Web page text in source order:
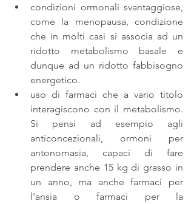
condizioni ormonali svantaggiose,
come la menopausa, condizione
che in molti casi si associa ad un
ridotto metabolismo basale e
dunque ad un ridotto fabbisogno
energetico.
uso di farmaci che a vario titolo
interagiscono con il metabolismo.
Si pensi ad esempio agli
anticoncezionali, ormoni per
antonomasia, capaci di fare
prendere anche 15 kg di grasso in
un anno, ma anche farmaci per
l'ansia o farmaci per la